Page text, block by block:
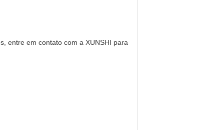
entre em contato com a XUNSHI para